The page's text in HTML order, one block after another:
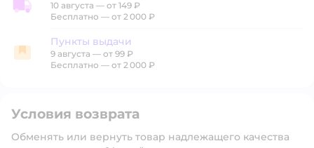
Доставка со склада
10 августа — от 149 ₽
Бесплатно — от 2 000 ₽
Пункты выдачи
Пункты выдачи
9 августа — от 99 ₽
Бесплатно — от 2 000 ₽
Условия возврата
Обменять или вернуть товар надлежащего качества